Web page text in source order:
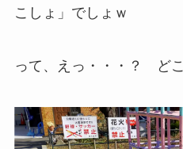
こしょ」でしょｗ
って、えっ・・・？ ど